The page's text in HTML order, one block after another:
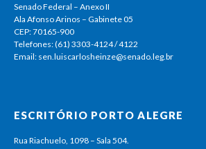
Senado Federal – Anexo II
Ala Afonso Arinos – Gabinete 05
CEP: 70165-900
Telefones: (61) 3303-4124 / 4122
Email: sen.luiscarlosheinze@senado.leg.br
ESCRITÓRIO PORTO ALEGRE
Rua Riachuelo, 1098 – Sala 504.